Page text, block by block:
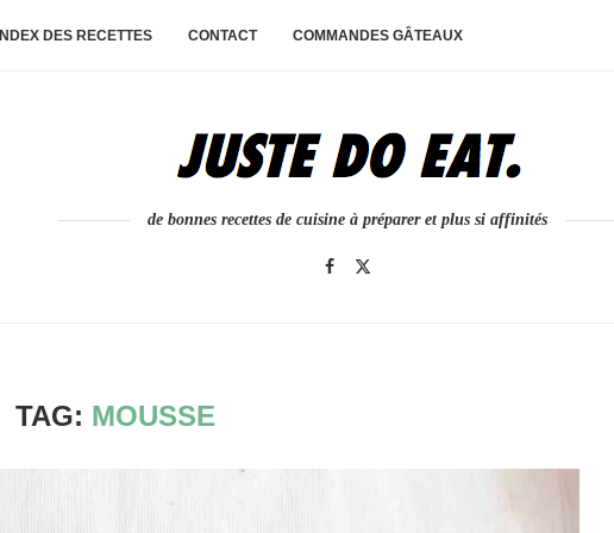
INDEX DES RECETTES CONTACT COMMANDES GÂTEAUX
de bonnes recettes de cuisine à préparer et plus si affinités
TAG: MOUSSE